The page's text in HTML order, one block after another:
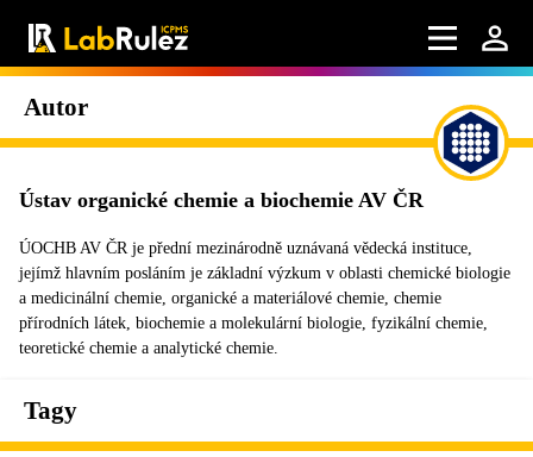
Autor
Ústav organické chemie a biochemie AV ČR
ÚOCHB AV ČR je přední mezinárodně uznávaná vědecká instituce,
jejímž hlavním posláním je základní výzkum v oblasti chemické biologie
a medicinální chemie, organické a materiálové chemie, chemie
přírodních látek, biochemie a molekulární biologie, fyzikální chemie,
teoretické chemie a analytické chemie.
Tagy